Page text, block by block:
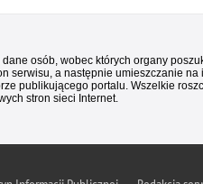
osób, wobec których organy
serwisu, a następnie umieszczanie
publikującego portalu. Wszelkie
stron sieci Internet.